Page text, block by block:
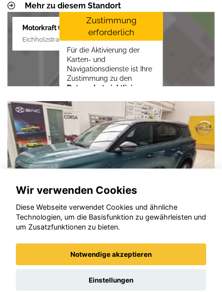
Mehr zu diesem Standort
Motorkraft GmbH
Eichholzstraße 88, 19089 Crivitz
Zustimmung
erforderlich
Für die Aktivierung der
Karten- und
Navigationsdienste ist Ihre
Zustimmung zu den
Datenschutzrichtlinien
LLC
Zustimmen und
aktivieren
Opel Frontera
Wir verwenden Cookies
Diese Webseite verwendet Cookies und ähnliche
Technologien, um die Basisfunktion zu gewährleisten und
um Zusatzfunktionen zu bieten.
Notwendige akzeptieren
Einstellungen